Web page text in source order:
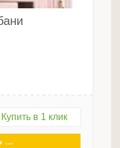
Купить в 1 клик
...